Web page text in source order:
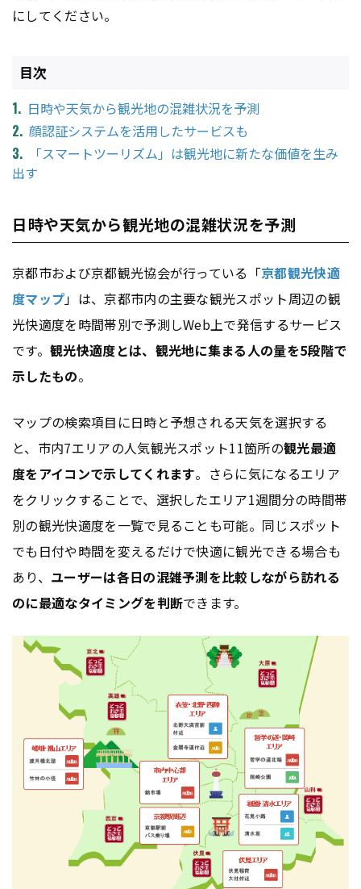
にしてください。
目次
日時や天気から観光地の混雑状況を予測
顔認証システムを活用したサービスも
「スマートツーリズム」は観光地に新たな価値を生み
出す
日時や天気から観光地の混雑状況を予測
京都市および京都観光協会が行っている「京都観光快適
度マップ」は、京都市内の主要な観光スポット周辺の観
光快適度を時間帯別で予測しWeb上で発信するサービス
です。 観光快適度とは、観光地に集まる人の量を5段階で
示したもの。
マップの検索項目に日時と予想される天気を選択する
と、市内7エリアの人気観光スポット11箇所の観光最適
度をアイコンで示してくれます。さらに気になるエリア
をクリックすることで、選択したエリア1週間分の時間帯
別の観光快適度を一覧で見ることも可能。同じスポット
でも日付や時間を変えるだけで快適に観光できる場合も
あり、 ユーザーは各日の混雑予測を比較しながら訪れる
のに最適なタイミングを判断できます。